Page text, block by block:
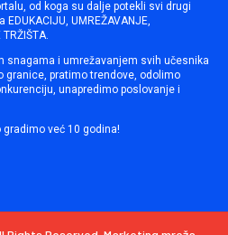
od koga su dalje potekli svi drugi
UMREŽAVANJE,
TRŽIŠTA.
snagama i umrežavanjem svih učesnika
granice, pratimo trendove, odolimo
unapredimo poslovanje i
gradimo već 10 godina!